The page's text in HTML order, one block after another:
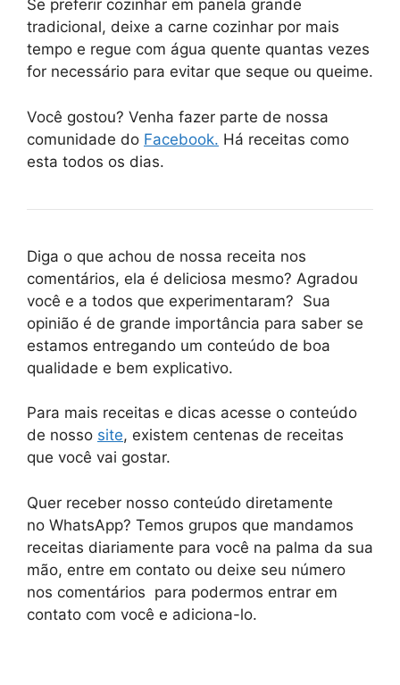
Se preferir cozinhar em panela grande
tradicional, deixe a carne cozinhar por mais
tempo e regue com água quente quantas vezes
for necessário para evitar que seque ou queime.
Você gostou? Venha fazer parte de nossa
comunidade do Facebook. Há receitas como
esta todos os dias.
Diga o que achou de nossa receita nos
comentários, ela é deliciosa mesmo? Agradou
você e a todos que experimentaram? Sua
opinião é de grande importância para saber se
estamos entregando um conteúdo de boa
qualidade e bem explicativo.
Para mais receitas e dicas acesse o conteúdo
de nosso site, existem centenas de receitas
que você vai gostar.
Quer receber nosso conteúdo diretamente
no WhatsApp? Temos grupos que mandamos
receitas diariamente para você na palma da sua
mão, entre em contato ou deixe seu número
nos comentários para podermos entrar em
contato com você e adiciona-lo.